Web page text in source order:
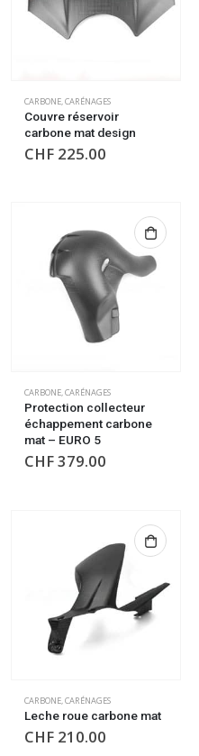
CARBONE,CARÉNAGES
Couvre réservoir
carbone mat design
CHF 225.00
CARBONE,CARÉNAGES
Protection collecteur
échappement carbone
mat – EURO 5
CHF379.00
CARBONE,CARÉNAGES
Leche roue carbone mat
CHF 210.00